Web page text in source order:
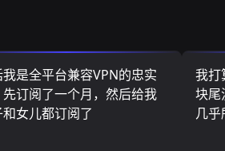
是全平台兼容VPN的忠实
订阅了一个月，然后给我
女儿都订阅了
我打
块尾
几乎